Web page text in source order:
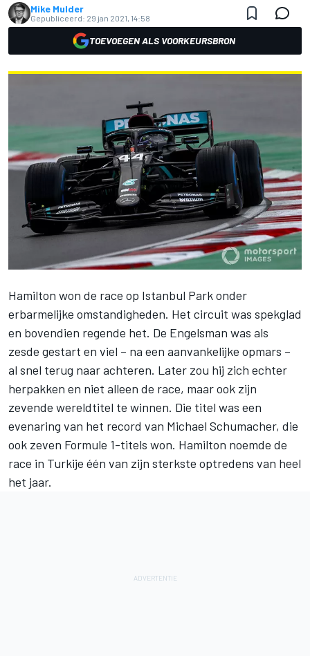
Mike Mulder
Gepubliceerd: 29 jan 2021, 14:58
TOEVOEGEN ALS VOORKEURSBRON
Hamilton won de race op Istanbul Park onder
erbarmelijke omstandigheden. Het circuit was spekglad
en bovendien regende het. De Engelsman was als
zesde gestart en viel – na een aanvankelijke opmars –
al snel terug naar achteren. Later zou hij zich echter
herpakken en niet alleen de race, maar ook zijn
zevende wereldtitel te winnen. Die titel was een
evenaring van het record van Michael Schumacher, die
ook zeven Formule 1-titels won. Hamilton noemde de
race in Turkije één van zijn sterkste optredens van heel
het jaar.